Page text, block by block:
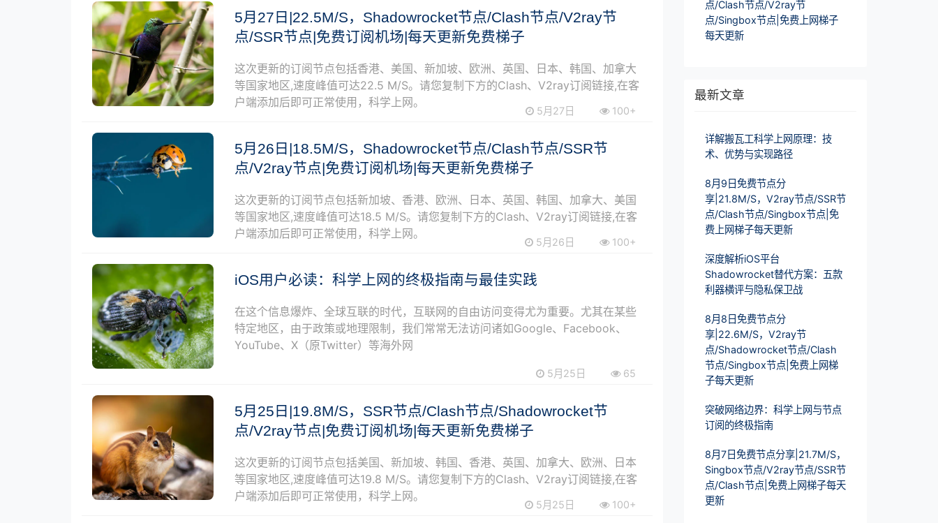
5月27日|22.5M/S，Shadowrocket节点/Clash节点/V2ray节
点/SSR节点|免费订阅机场|每天更新免费梯子
这次更新的订阅节点包括香港、美国、新加坡、欧洲、英国、日本、韩国、加拿大
等国家地区,速度峰值可达22.5 M/S。请您复制下方的Clash、V2ray订阅链接,在客
户端添加后即可正常使用，科学上网。
5月27日 100+
5月26日|18.5M/S，Shadowrocket节点/Clash节点/SSR节
点/V2ray节点|免费订阅机场|每天更新免费梯子
这次更新的订阅节点包括新加坡、香港、欧洲、日本、英国、韩国、加拿大、美国
等国家地区,速度峰值可达18.5 M/S。请您复制下方的Clash、V2ray订阅链接,在客
户端添加后即可正常使用，科学上网。
5月26日 100+
iOS用户必读：科学上网的终极指南与最佳实践
在这个信息爆炸、全球互联的时代，互联网的自由访问变得尤为重要。尤其在某些
特定地区，由于政策或地理限制，我们常常无法访问诸如Google、Facebook、
YouTube、X（原Twitter）等海外网
5月25日 65
5月25日|19.8M/S，SSR节点/Clash节点/Shadowrocket节
点/V2ray节点|免费订阅机场|每天更新免费梯子
这次更新的订阅节点包括美国、新加坡、韩国、香港、英国、加拿大、欧洲、日本
等国家地区,速度峰值可达19.8 M/S。请您复制下方的Clash、V2ray订阅链接,在客
户端添加后即可正常使用，科学上网。
5月25日 100+
点/Clash节点/V2ray节
点/Singbox节点|免费上网梯子
每天更新
最新文章
详解搬瓦工科学上网原理：技
术、优势与实现路径
8月9日免费节点分
享|21.8M/S，V2ray节点/SSR节
点/Clash节点/Singbox节点|免
费上网梯子每天更新
深度解析iOS平台
Shadowrocket替代方案：五款
利器横评与隐私保卫战
8月8日免费节点分
享|22.6M/S，V2ray节
点/Shadowrocket节点/Clash
节点/Singbox节点|免费上网梯
子每天更新
突破网络边界：科学上网与节点
订阅的终极指南
8月7日免费节点分享|21.7M/S，
Singbox节点/V2ray节点/SSR节
点/Clash节点|免费上网梯子每天
更新